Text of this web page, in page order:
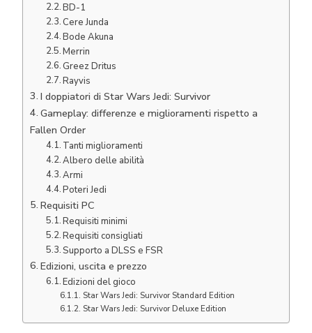
BD-1
Cere Junda
Bode Akuna
Merrin
Greez Dritus
Rayvis
I doppiatori di Star Wars Jedi: Survivor
Gameplay: differenze e miglioramenti rispetto a
Fallen Order
Tanti miglioramenti
Albero delle abilità
Armi
Poteri Jedi
Requisiti PC
Requisiti minimi
Requisiti consigliati
Supporto a DLSS e FSR
Edizioni, uscita e prezzo
Edizioni del gioco
Star Wars Jedi: Survivor Standard Edition
Star Wars Jedi: Survivor Deluxe Edition